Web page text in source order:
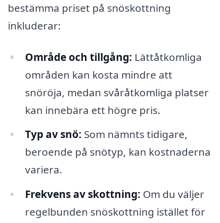
bestämma priset på snöskottning
inkluderar:
Område och tillgång: Lättåtkomliga
områden kan kosta mindre att
snöröja, medan svåråtkomliga platser
kan innebära ett högre pris.
Typ av snö: Som nämnts tidigare,
beroende på snötyp, kan kostnaderna
variera.
Frekvens av skottning: Om du väljer
regelbunden snöskottning istället för